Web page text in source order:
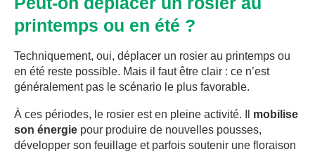
printemps ou en été ?
Techniquement, oui, déplacer un rosier au printemps ou
en été reste possible. Mais il faut être clair : ce n’est
généralement pas le scénario le plus favorable.
À ces périodes, le rosier est en pleine activité. Il mobilise
son énergie pour produire de nouvelles pousses,
développer son feuillage et parfois soutenir une floraison